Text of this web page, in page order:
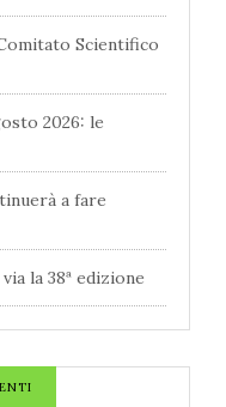
Scientifico
2026: le
a fare
la 38ª edizione